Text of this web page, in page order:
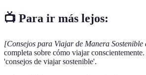
📺 Para ir más lejos:
[Consejos para Viajar de Manera Sostenible
completa sobre cómo viajar
'consejos de viajar sostenible'.